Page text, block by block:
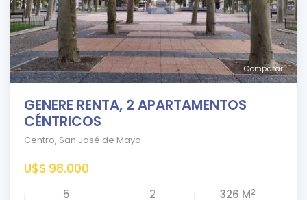
Comparar
GENERE RENTA, 2 APARTAMENTOS
CÉNTRICOS
Centro, San José de Mayo
U$S 98.000
5 2 326 M2